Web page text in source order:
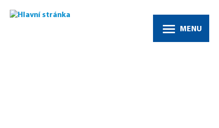
MENU